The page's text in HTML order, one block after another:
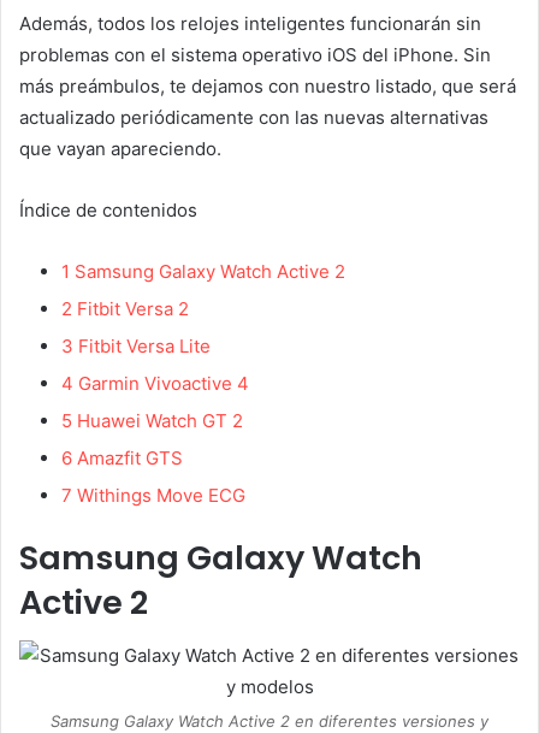
Además, todos los relojes inteligentes funcionarán sin
problemas con el sistema operativo iOS del iPhone. Sin
más preámbulos, te dejamos con nuestro listado, que será
actualizado periódicamente con las nuevas alternativas
que vayan apareciendo.
Índice de contenidos
1 Samsung Galaxy Watch Active 2
2 Fitbit Versa 2
3 Fitbit Versa Lite
4 Garmin Vivoactive 4
5 Huawei Watch GT 2
6 Amazfit GTS
7 Withings Move ECG
Samsung Galaxy Watch
Active 2
Samsung Galaxy Watch Active 2 en diferentes versiones y